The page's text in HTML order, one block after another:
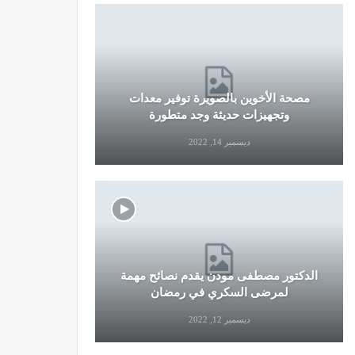
مصحة الأخوين بالصويرة توفير معدات
وتجهيزات حديثة وجد متطورة
ديسمبر 14, 2022
الدكتور مصطفى مودن يقدم نصائح مهمة
لمرضى السكري في رمضان
ديسمبر 12, 2022